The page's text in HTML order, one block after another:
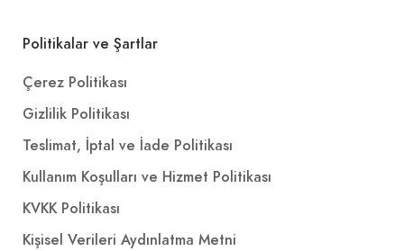
Politikalar ve Şartlar
Çerez Politikası
Gizlilik Politikası
Teslimat, İptal ve İade Politikası
Kullanım Koşulları ve Hizmet Politikası
KVKK Politikası
Kişisel Verileri Aydınlatma Metni